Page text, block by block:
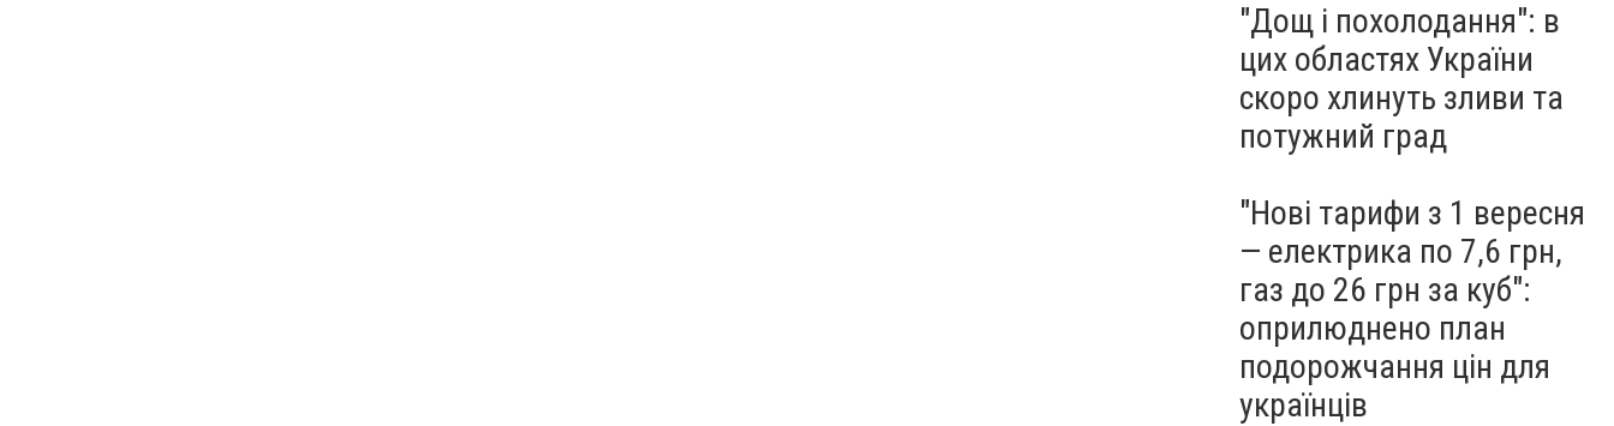
"Дощ і похолодання": в
цих областях України
скоро хлинуть зливи та
потужний град
"Нові тарифи з 1 вересня
— електрика по 7,6 грн,
газ до 26 грн за куб":
оприлюднено план
подорожчання цін для
українців